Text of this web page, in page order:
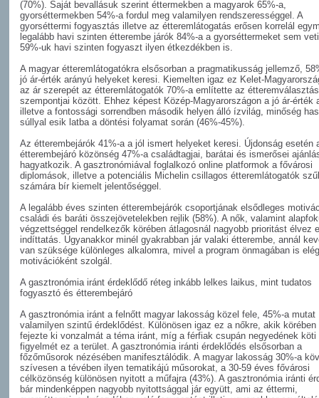
(70%). Saját bevallásuk szerint éttermekben a magyarok 65%-a,
gyorséttermekben 54%-a fordul meg valamilyen rendszerességgel. A
gyorséttermi fogyasztás illetve az étteremlátogatás erősen korrelál
legalább havi szinten étterembe járók 84%-a a gyorséttermeket sem
59%-uk havi szinten fogyaszt ilyen étkezdékben is.
A magyar étteremlátogatókra elsősorban a pragmatikusság jellemző,
jó ár-érték arányú helyeket keresi. Kiemelten igaz ez Kelet-
az ár szerepét az étteremlátogatók 70%-a említette az étteremválasztás
szempontjai között. Ehhez képest Közép-Magyarországon a jó ár-érték
illetve a fontossági sorrendben második helyen álló ízvilág, minőség
súllyal esik latba a döntési folyamat során (46%-45%).
Az étterembejárók 41%-a a jól ismert helyeket keresi. Újdonság esetén
étterembejáró közönség 47%-a családtagjai, barátai és ismerősei
hagyatkozik. A gasztronómiával foglalkozó online platformok a fővárosi
diplomások, illetve a potenciális Michelin csillagos étteremlátogatók
számára bír kiemelt jelentőséggel.
A legalább éves szinten étterembejárók csoportjának elsődleges
családi és baráti összejövetelekben rejlik (58%). A nők, valamint
végzettséggel rendelkezők körében átlagosnál nagyobb prioritást élvez
indíttatás. Ugyanakkor minél gyakrabban jár valaki étterembe, annál
van szüksége különleges alkalomra, mivel a program önmagában is elég
motivációként szolgál.
A gasztronómia iránt érdeklődő réteg inkább lelkes laikus, mint tudatos
fogyasztó és étterembejáró
A gasztronómia iránt a felnőtt magyar lakosság közel fele, 45%-a mutat
valamilyen szintű érdeklődést. Különösen igaz ez a nőkre, akik körében
fejezte ki vonzalmát a téma iránt, míg a férfiak csupán negyedének köti
figyelmét ez a terület. A gasztronómia iránti érdeklődés elsősorban a
főzőműsorok nézésében manifesztálódik. A magyar lakosság 30%-a
szívesen a tévében ilyen tematikájú műsorokat, a 30-59 éves fővárosi
célközönség különösen nyitott a műfajra (43%). A gasztronómia iránti
bár mindenképpen nagyobb nyitottsággal jár együtt, ami az éttermi,